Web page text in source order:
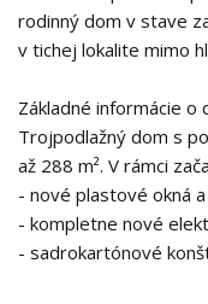
rodinný dom v stave
v tichej lokalite mimo
Základné informácie o
Trojpodlažný dom s
až 288 m². V rámci
- nové plastové okná
- kompletne nové
- sadrokartónové